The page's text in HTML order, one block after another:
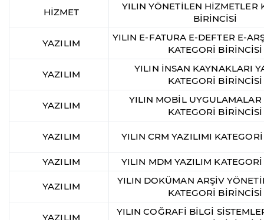
HİZMET
YILIN YÖNETİLEN HİZMETLER
BİRİNCİSİ
YAZILIM
YILIN E-FATURA E-DEFTER E-
KATEGORİ BİRİNCİSİ
YAZILIM
YILIN İNSAN KAYNAKLARI
KATEGORİ BİRİNCİSİ
YAZILIM
YILIN MOBİL UYGULAMALAR
KATEGORİ BİRİNCİSİ
YAZILIM YILIN CRM YAZILIMI
YAZILIM YILIN MDM YAZILIM
YAZILIM
YILIN DOKÜMAN ARŞİV
KATEGORİ BİRİNCİSİ
YAZILIM
YILIN COĞRAFİ BİLGİ